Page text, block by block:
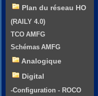
Plan du réseau HO
(RAILY 4.0)
TCO AMFG
Schémas AMFG
Analogique
Digital
-Configuration - ROCO